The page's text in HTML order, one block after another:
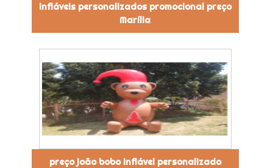
infláveis personalizados promocional preço
Marília
preço joão bobo inflável personalizado